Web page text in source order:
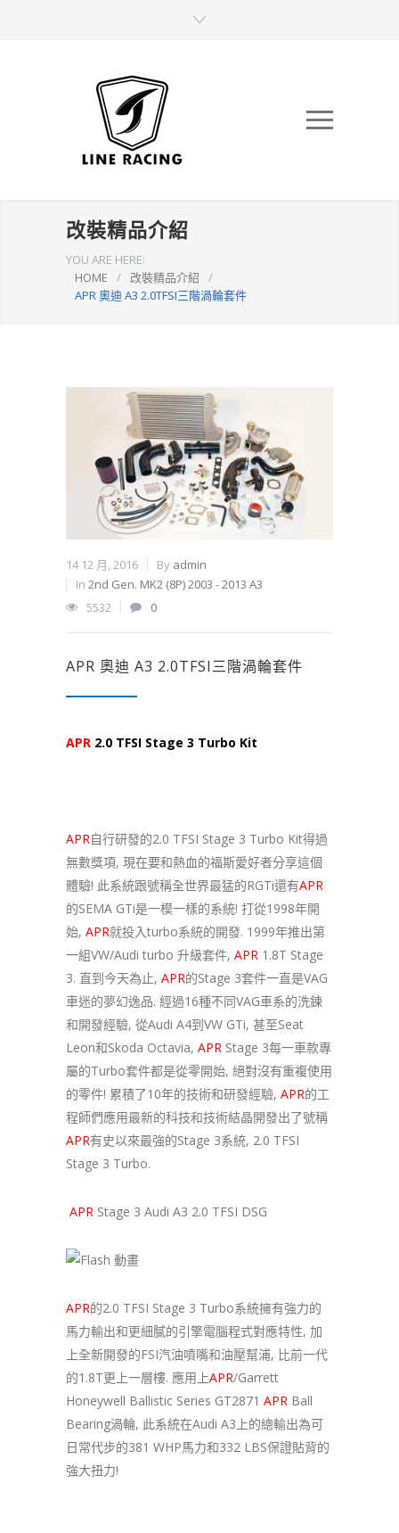
改裝精品介紹
YOU ARE HERE:
HOME
/ 改裝精品介紹
/
APR 奧迪 A3 2.0TFSI三階渦輪套件
14 12 月, 2016 By admin
In 2nd Gen. MK2 (8P) 2003 - 2013 A3
5532
0
APR 奧迪 A3 2.0TFSI三階渦輪套件
APR 2.0 TFSI Stage 3 Turbo Kit
APR自行研發的2.0 TFSI Stage 3 Turbo Kit得過
無數獎項, 現在要和熱血的福斯愛好者分享這個
體驗! 此系統跟號稱全世界最猛的RGTi還有APR
的SEMA GTi是一模一樣的系統! 打從1998年開
始, APR就投入turbo系統的開發. 1999年推出第
一組VW/Audi turbo 升級套件, APR 1.8T Stage
3. 直到今天為止, APR的Stage 3套件一直是VAG
車迷的夢幻逸品. 經過16種不同VAG車系的洗鍊
和開發經驗, 從Audi A4到VW GTi, 甚至Seat
Leon和Skoda Octavia, APR Stage 3每一車款專
屬的Turbo套件都是從零開始, 絕對沒有重複使用
的零件! 累積了10年的技術和研發經驗, APR的工
程師們應用最新的科技和技術結晶開發出了號稱
APR有史以來最強的Stage 3系統, 2.0 TFSI
Stage 3 Turbo.
APR Stage 3 Audi A3 2.0 TFSI DSG
APR的2.0 TFSI Stage 3 Turbo系統擁有強力的
馬力輸出和更細膩的引擎電腦程式對應特性, 加
上全新開發的FSI汽油噴嘴和油壓幫浦, 比前一代
的1.8T更上一層樓. 應用上APR/Garrett
Honeywell Ballistic Series GT2871 APR Ball
Bearing渦輪, 此系統在Audi A3上的總輸出為可
日常代步的381 WHP馬力和332 LBS保證貼背的
強大扭力!